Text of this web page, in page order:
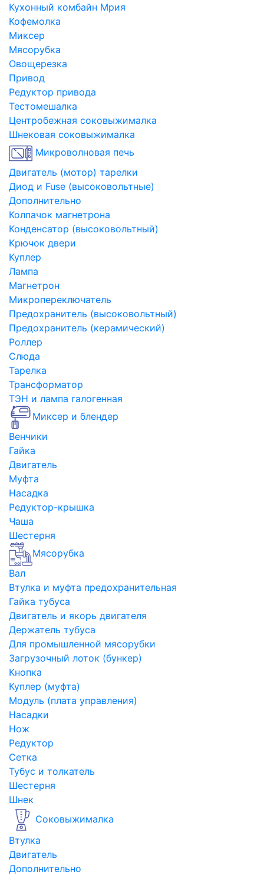
Кухонный комбайн Мрия
Кофемолка
Миксер
Мясорубка
Овощерезка
Привод
Редуктор привода
Тестомешалка
Центробежная соковыжималка
Шнековая соковыжималка
Микроволновая печь
Двигатель (мотор) тарелки
Диод и Fuse (высоковольтные)
Дополнительно
Колпачок магнетрона
Конденсатор (высоковольтный)
Крючок двери
Куплер
Лампа
Магнетрон
Микропереключатель
Предохранитель (высоковольтный)
Предохранитель (керамический)
Роллер
Слюда
Тарелка
Трансформатор
ТЭН и лампа галогенная
Миксер и блендер
Венчики
Гайка
Двигатель
Муфта
Насадка
Редуктор-крышка
Чаша
Шестерня
Мясорубка
Вал
Втулка и муфта предохранительная
Гайка тубуса
Двигатель и якорь двигателя
Держатель тубуса
Для промышленной мясорубки
Загрузочный лоток (бункер)
Кнопка
Куплер (муфта)
Модуль (плата управления)
Насадки
Нож
Редуктор
Сетка
Тубус и толкатель
Шестерня
Шнек
Соковыжималка
Втулка
Двигатель
Дополнительно